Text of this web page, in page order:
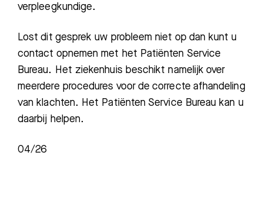
verpleegkundige.
Lost dit gesprek uw probleem niet op dan kunt u
contact opnemen met het Patiënten Service
Bureau. Het ziekenhuis beschikt namelijk over
meerdere procedures voor de correcte afhandeling
van klachten. Het Patiënten Service Bureau kan u
daarbij helpen.
04/26